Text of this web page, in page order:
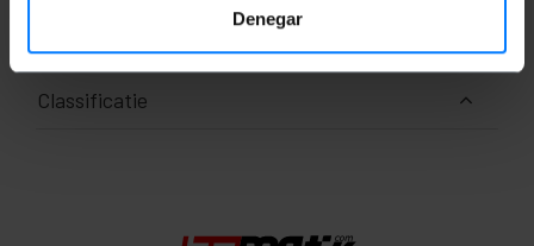
Denegar
Pakket maatregelen: 15.0 x 15.0 x 1.0 cm
Classificatie